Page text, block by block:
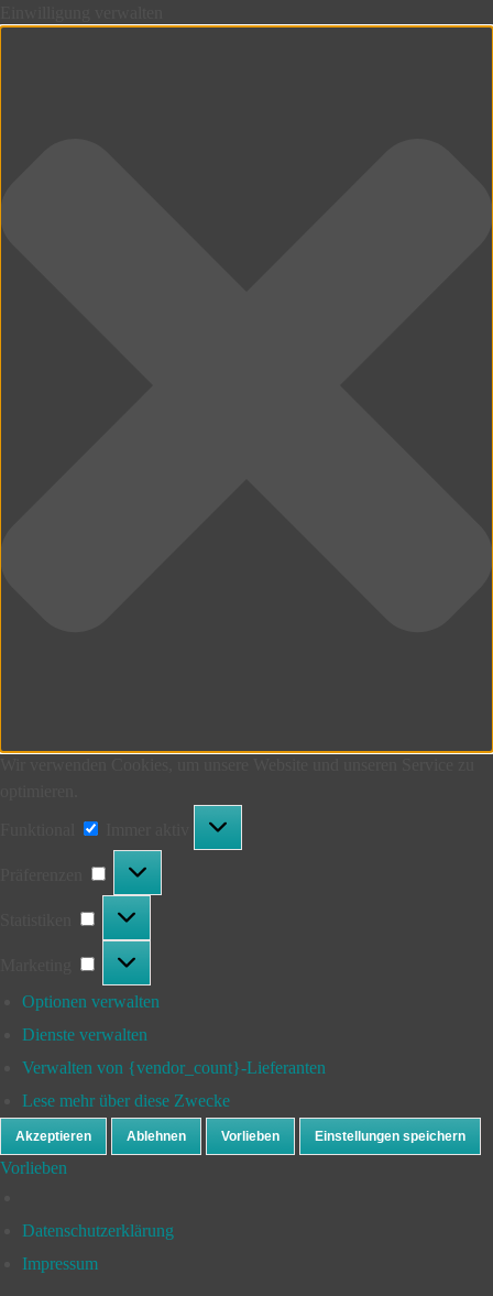
Optionen verwalten
Dienste verwalten
Verwalten von {vendor_count}-Lieferanten
Lese mehr über diese Zwecke
Akzeptieren Ablehnen Vorlieben Einstellungen speichern
Vorlieben
Datenschutzerklärung
Impressum